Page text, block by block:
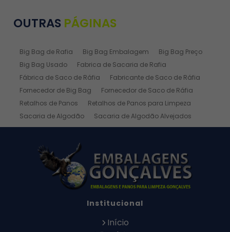
OUTRAS PÁGINAS
Big Bag de Rafia Big Bag Embalagem
Big Bag Preço
Big Bag Usado
Fabrica de Sacaria de Rafia
Fábrica de Saco de Ráfia
Fabricante de Saco de Ráfia
Fornecedor de Big Bag
Fornecedor de Saco de Ráfia
Retalhos de Panos
Retalhos de Panos para Limpeza
Sacaria de Algodão
Sacaria de Algodão Alvejados
Sacaria de Ráfia
Sacaria de Rafia Laminada
Saco de Rafia
Saco de Rafia 100 Kg
Saco de Rafia 20kg
Saco de Ráfia 25 Kg
Saco de Ráfia 30 Kg
Saco de Rafia 40 Kg
Saco de Ráfia 60 Kg Preço
Saco de Ráfia 60 Kg Preço Atacado
Institucional
Início